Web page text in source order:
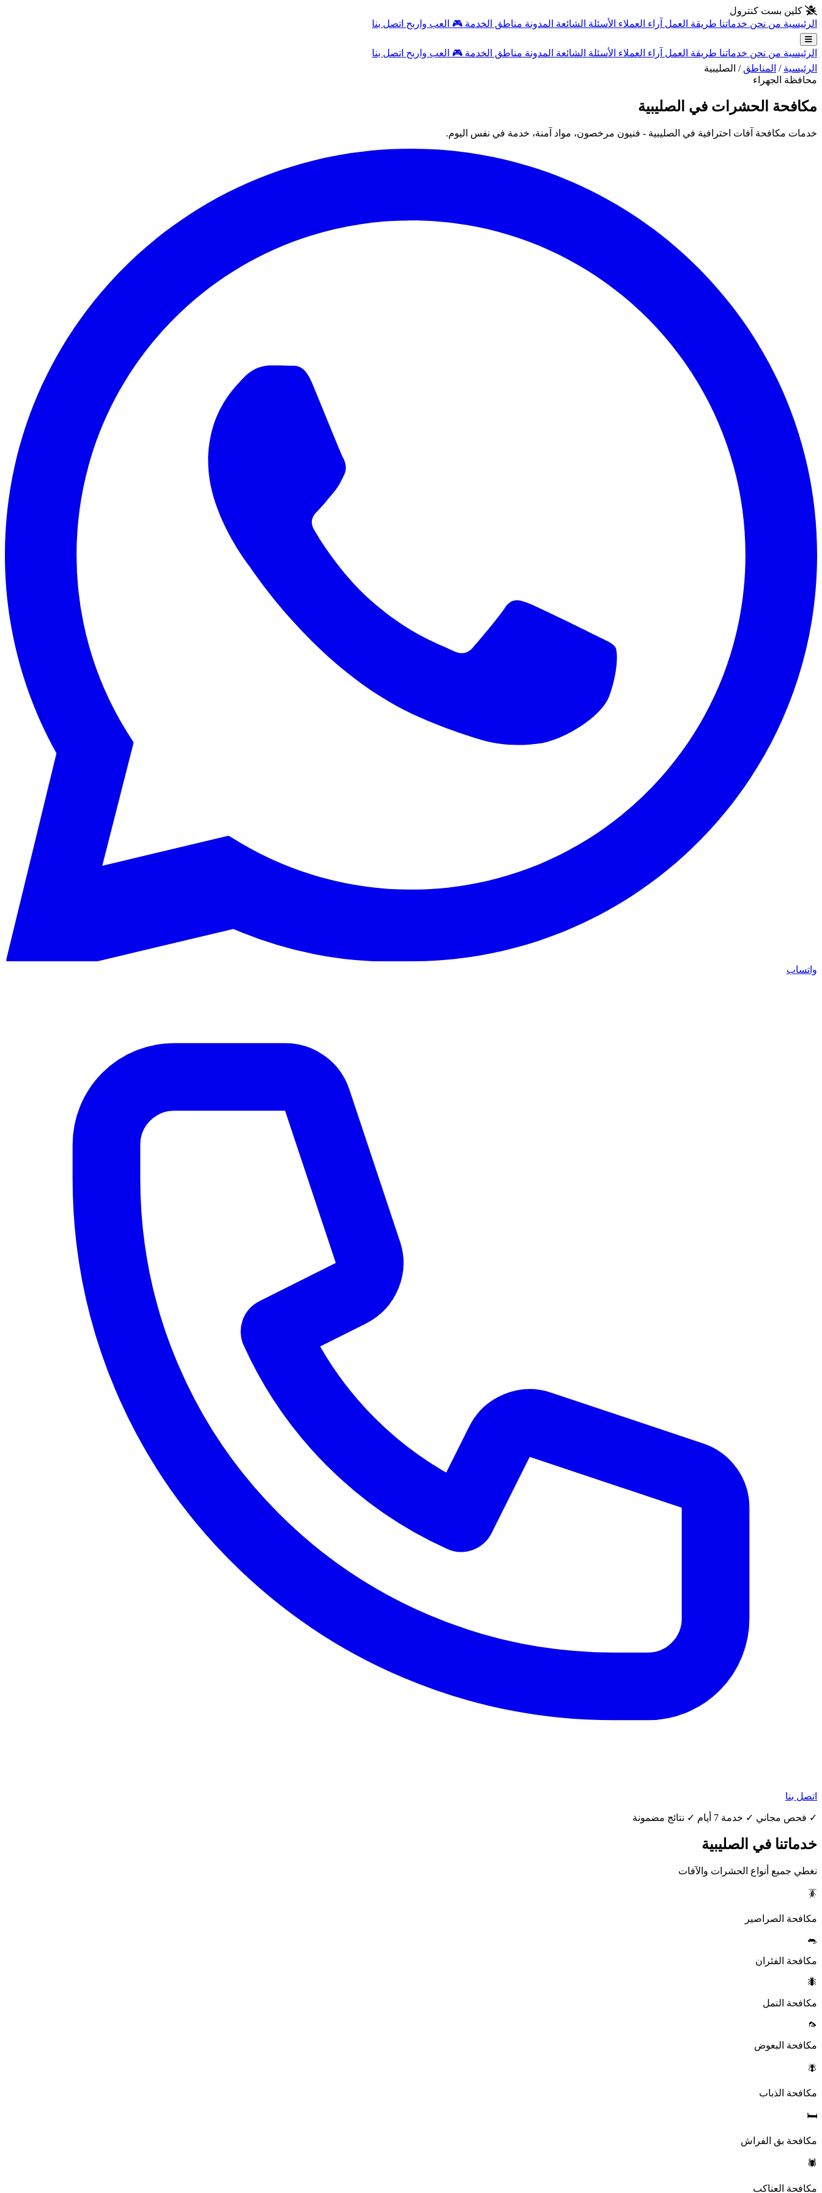
انتقل إلى المحتوى الرئيسي
كلين بست كنترول
الرئيسية من نحن خدماتنا طريقة العمل آراء العملاء الأسئلة الشائعة المدونة مناطق الخدمة 🎮 العب واربح اتصل بنا
الرئيسية من نحن خدماتنا طريقة العمل آراء العملاء الأسئلة الشائعة المدونة مناطق الخدمة 🎮 العب واربح اتصل بنا
الرئيسية / المناطق / الصليبية
محافظة الجهراء
مكافحة الحشرات في الصليبية
خدمات مكافحة آفات احترافية في الصليبية - فنيون مرخصون، مواد آمنة، خدمة في نفس اليوم.
واتساب
اتصل بنا
✓ فحص مجاني ✓ خدمة 7 أيام ✓ نتائج مضمونة
خدماتنا في الصليبية
نغطي جميع أنواع الحشرات والآفات
🪳
مكافحة الصراصير
🐀
مكافحة الفئران
🐜
مكافحة النمل
🦟
مكافحة البعوض
🪰
مكافحة الذباب
🛏️
مكافحة بق الفراش
🕷️
مكافحة العناكب